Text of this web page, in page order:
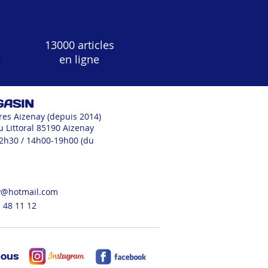
13000 articles
en ligne
Aizenay (depuis 2014)
Littoral 85190 Aizenay
/ 14h00-19h00 (du
48 11 12